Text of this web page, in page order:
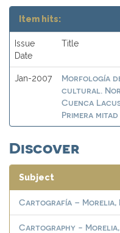
Item hits:
Issue
Date
Title
Jan-2007
Morfología
cultural.
Cuenca
Primera
Discover
Subject
Cartografía – Morelia,
Cartography - Morelia,